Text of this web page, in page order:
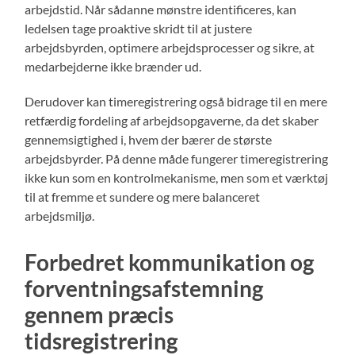
arbejdstid. Når sådanne mønstre identificeres, kan
ledelsen tage proaktive skridt til at justere
arbejdsbyrden, optimere arbejdsprocesser og sikre, at
medarbejderne ikke brænder ud.
Derudover kan timeregistrering også bidrage til en mere
retfærdig fordeling af arbejdsopgaverne, da det skaber
gennemsigtighed i, hvem der bærer de største
arbejdsbyrder. På denne måde fungerer timeregistrering
ikke kun som en kontrolmekanisme, men som et værktøj
til at fremme et sundere og mere balanceret
arbejdsmiljø.
Forbedret kommunikation og
forventningsafstemning
gennem præcis
tidsregistrering